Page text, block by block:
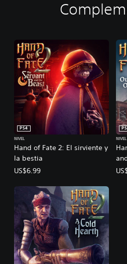
Hand of Fate 2: El sirviente y
la bestia
PS4
NIVEL
US$6.99
NIVEL